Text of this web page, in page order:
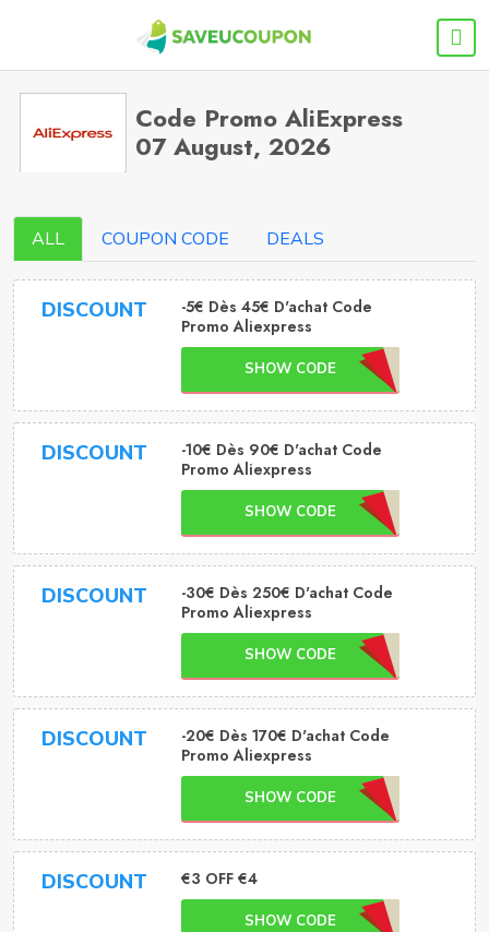
Code Promo AliExpress
07 August, 2026
ALL COUPON CODE DEALS
DISCOUNT
-5€ Dès 45€ D'achat Code
Promo Aliexpress
SHOW CODE
DISCOUNT
-10€ Dès 90€ D'achat Code
Promo Aliexpress
SHOW CODE
DISCOUNT
-30€ Dès 250€ D'achat Code
Promo Aliexpress
SHOW CODE
DISCOUNT
-20€ Dès 170€ D'achat Code
Promo Aliexpress
SHOW CODE
DISCOUNT €3 OFF €4
SHOW CODE